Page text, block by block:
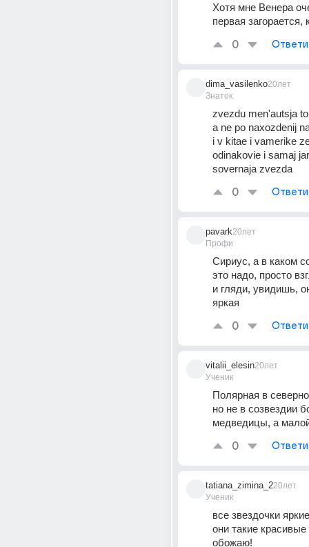
Хотя мне Венера
первая загорается,
0
dima_vasilenko
Знаток
20лет
zvezdu men'autsja
a ne po naxozdenij
i v kitae i vamerike
odinakovie i samaj
sovernaja zvezda
0
pavark
Профи
20лет
Сириус, а в каком
это надо, просто
и гляди, увидишь,
яркая
0
vitalii_elesin
Ученик
20лет
Полярная в
но не в созвездии
медведицы, а
0
tatiana_zimina_2
Ученик
20лет
все звездочки
они такие красивые
обожаю!